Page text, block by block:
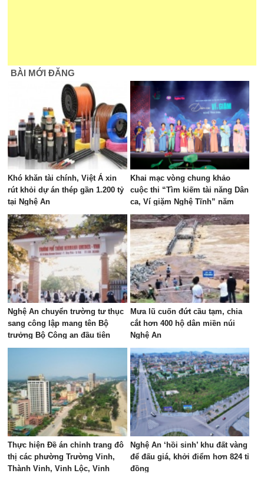
BÀI MỚI ĐĂNG
Khó khăn tài chính, Việt Á xin
rút khỏi dự án thép gần 1.200 tỷ
tại Nghệ An
Khai mạc vòng chung khảo
cuộc thi “Tìm kiếm tài năng Dân
ca, Ví giặm Nghệ Tĩnh” năm
2026
Nghệ An chuyển trường tư thục
sang công lập mang tên Bộ
trưởng Bộ Công an đầu tiên
Mưa lũ cuốn đứt cầu tạm, chia
cắt hơn 400 hộ dân miền núi
Nghệ An
Thực hiện Đề án chỉnh trang đô
thị các phường Trường Vinh,
Thành Vinh, Vinh Lộc, Vinh
Nghệ An ‘hồi sinh’ khu đất vàng
để đấu giá, khởi điểm hơn 824 tỉ
đồng